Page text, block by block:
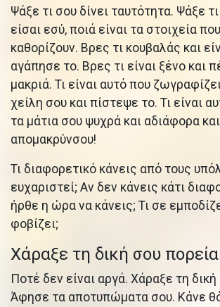
Ψάξε τι σου δίνει ταυτότητα. Ψάξε
είσαι εσύ, ποιά είναι τα στοιχεία
καθορίζουν. Βρες τι κουβαλάς και
αγάπησε το. Βρες τι είναι ξένο και
μακριά. Τι είναι αυτό που
χείλη σου και πίστεψε το. Τι είναι
τα μάτια σου ψυχρά και αδιάφορα και
απομακρύνσου!
Τι διαφορετικό κάνεις από τους
ευχαριστεί; Αν δεν κάνεις κάτι
ήρθε η ώρα να κάνεις; Τι σε
φοβίζει;
Χάραξε τη δική σου
Ποτέ δεν είναι αργά. Χάραξε τη
Άφησε τα αποτυπώματα σου. Κάνε